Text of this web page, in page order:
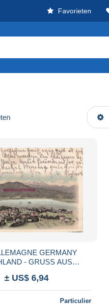
Favorieten
GERMANY
- GRUSS AUS
± US$ 6,94
Particulier